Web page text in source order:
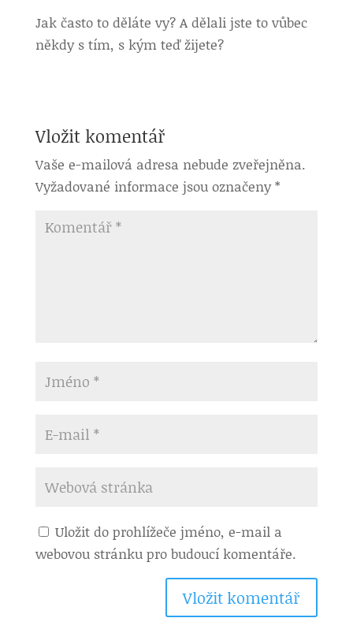
Jak často to děláte vy? A dělali jste to vůbec
někdy s tím, s kým teď žijete?
Vložit komentář
Vaše e-mailová adresa nebude zveřejněna.
Vyžadované informace jsou označeny*
Uložit do prohlížeče jméno, e-mail a
webovou stránku pro budoucí komentáře.